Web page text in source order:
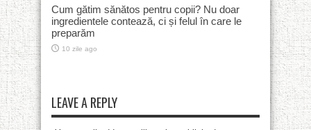
Cum gătim sănătos pentru copii? Nu doar
ingredientele contează, ci și felul în care le
preparăm
10 zile ago
LEAVE A REPLY